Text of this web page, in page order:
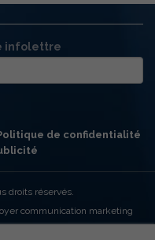
infolettre
de confidentialité
droits réservés.
communication marketing